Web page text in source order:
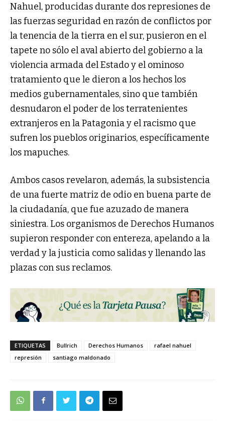
Nahuel, producidas durante dos represiones de
las fuerzas seguridad en razón de conflictos por
la tenencia de la tierra en el sur, pusieron en el
tapete no sólo el aval abierto del gobierno a la
violencia armada del Estado y el ominoso
tratamiento que le dieron a los hechos los
medios gubernamentales, sino que también
desnudaron el poder de los terratenientes
extranjeros en la Patagonia y el racismo que
sufren los pueblos originarios, específicamente
los mapuches.
Ambos casos revelaron, además, la subsistencia
de una fuerte matriz de odio en buena parte de
la ciudadanía, que fue azuzado de manera
siniestra. Los organismos de Derechos Humanos
supieron responder con entereza, apelando a la
verdad y la justicia como salidas y llenando las
plazas con sus reclamos.
ETIQUETAS Bullrich Derechos Humanos
rafael nahuel
represión
santiago maldonado